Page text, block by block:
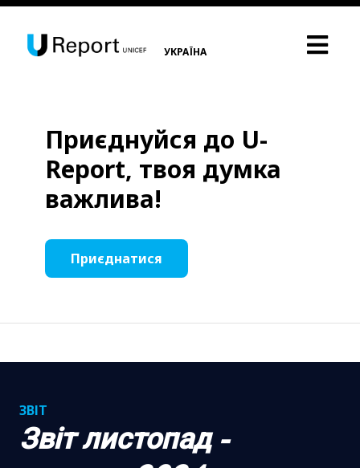
УКРАЇНА
Приєднуйся до U-
Report, твоя думка
важлива!
Приєднатися
ЗВІТ
Звіт листопад -